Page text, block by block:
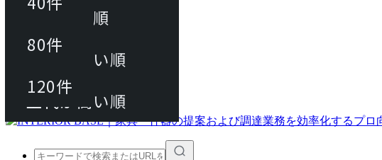
動画マニュアル
FAQ
カート
80件
120件
おすすめ順
上代が安い順
上代が高い順
80件
120件